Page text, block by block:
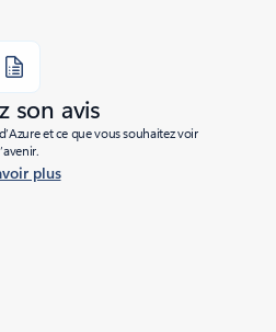
son avis
et ce que vous souhaitez voir
plus